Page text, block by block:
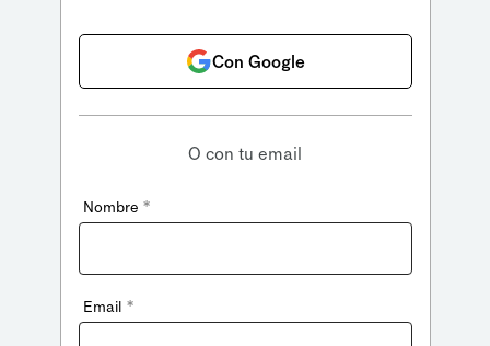
Con Google
O con tu email
Nombre *
Email *